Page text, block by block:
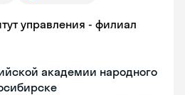
управления - филиал
академии народного